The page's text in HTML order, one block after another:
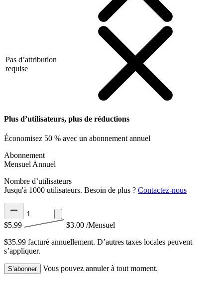
Pas d’attribution
requise
Plus d’utilisateurs, plus de réductions
Économisez 50 % avec un abonnement annuel
Abonnement
Mensuel Annuel
Nombre d’utilisateurs
Jusqu'à 1000 utilisateurs. Besoin de plus ? Contactez-nous
$5.99 $3.00 /Mensuel
$35.99 facturé annuellement. D’autres taxes locales peuvent
s’appliquer.
S’abonner Vous pouvez annuler à tout moment.